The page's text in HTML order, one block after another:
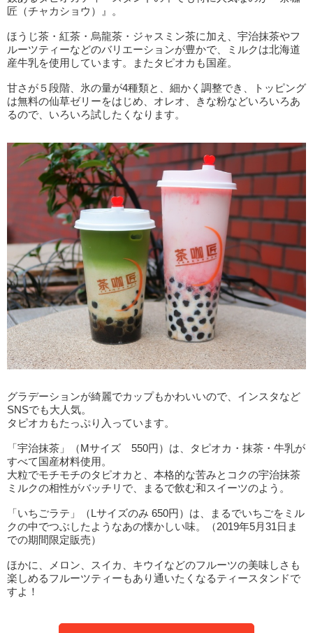
匠（チャカショウ）』。
ほうじ茶・紅茶・烏龍茶・ジャスミン茶に加え、宇治抹茶やフ
ルーツティーなどのバリエーションが豊かで、ミルクは北海道
産牛乳を使用しています。またタピオカも国産。
甘さが５段階、氷の量が4種類と、細かく調整でき、トッピング
は無料の仙草ゼリーをはじめ、オレオ、きな粉などいろいろあ
るので、いろいろ試したくなります。
グラデーションが綺麗でカップもかわいいので、インスタなど
SNSでも大人気。
タピオカもたっぷり入っています。
「宇治抹茶」（Mサイズ 550円）は、タピオカ・抹茶・牛乳が
すべて国産材料使用。
大粒でモチモチのタピオカと、本格的な苦みとコクの宇治抹茶
ミルクの相性がバッチリで、まるで飲む和スイーツのよう。
「いちごラテ」（Lサイズのみ 650円）は、まるでいちごをミル
クの中でつぶしたようなあの懐かしい味。（2019年5月31日ま
での期間限定販売）
ほかに、メロン、スイカ、キウイなどのフルーツの美味しさも
楽しめるフルーツティーもあり通いたくなるティースタンドで
すよ！